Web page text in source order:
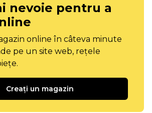
nevoie pentru a
online în câteva minute
pe un site web, rețele
Creați un magazin